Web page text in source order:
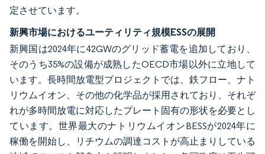
定させています。
新興市場におけるユーティリティ規模ESSの展開
新興国は2024年に42GWのグリッド蓄電を追加しており、
そのうち35%の設備が成熟したOECD市場以外に立地して
います。長時間放電型プロジェクトでは、鉄フロー、ナト
リウムイオン、その他の化学品が採用されており、それぞ
れが多時間放電に対応したプレート固有の形状を必要とし
ています。世界最大のナトリウムイオンBESSが2024年に
稼働を開始し、リチウムの調達コストが高止まりしている